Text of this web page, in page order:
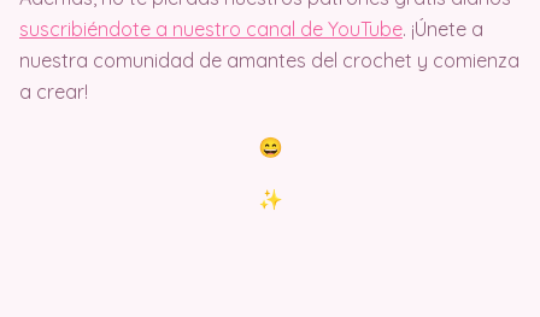
suscribiéndote a nuestro canal de YouTube. ¡Únete a
nuestra comunidad de amantes del crochet y comienza
a crear!